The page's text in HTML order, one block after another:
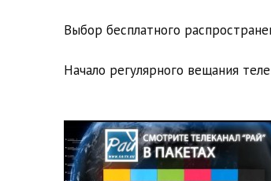
Выбор бесплатного
Начало регулярного вещания